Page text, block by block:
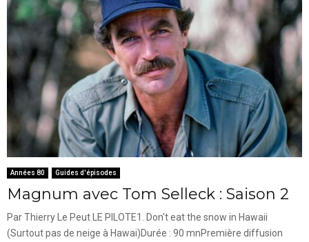
Années 80 Guides d'épisodes
Magnum avec Tom Selleck : Saison 2
Par Thierry Le Peut LE PILOTE1. Don't eat the snow in Hawaii
(Surtout pas de neige à Hawai)Durée : 90 mnPremière diffusion